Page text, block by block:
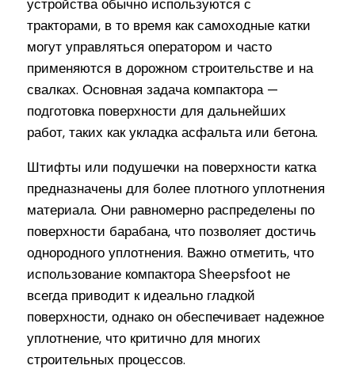
устройства обычно используются с
тракторами, в то время как самоходные катки
могут управляться оператором и часто
применяются в дорожном строительстве и на
свалках. Основная задача компактора —
подготовка поверхности для дальнейших
работ, таких как укладка асфальта или бетона.
Штифты или подушечки на поверхности катка
предназначены для более плотного уплотнения
материала. Они равномерно распределены по
поверхности барабана, что позволяет достичь
однородного уплотнения. Важно отметить, что
использование компактора Sheepsfoot не
всегда приводит к идеально гладкой
поверхности, однако он обеспечивает надежное
уплотнение, что критично для многих
строительных процессов.